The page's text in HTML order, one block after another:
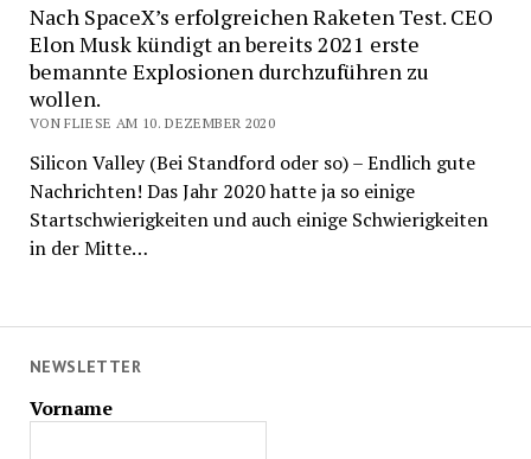
NEWSLETTER
Vorname
Nach SpaceX’s erfolgreichen Raketen Test. CEO
Elon Musk kündigt an bereits 2021 erste
bemannte Explosionen durchzuführen zu
wollen.
VON FLIESE AM 10. DEZEMBER 2020
Silicon Valley (Bei Standford oder so) – Endlich gute
Nachrichten! Das Jahr 2020 hatte ja so einige
Startschwierigkeiten und auch einige Schwierigkeiten
in der Mitte…